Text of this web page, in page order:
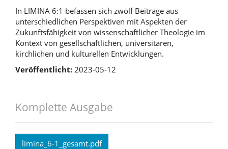
In LIMINA 6:1 befassen sich zwölf Beiträge aus
unterschiedlichen Perspektiven mit Aspekten der
Zukunftsfähigkeit von wissenschaftlicher Theologie im
Kontext von gesellschaftlichen, universitären,
kirchlichen und kulturellen Entwicklungen.
Veröffentlicht: 2023-05-12
Komplette Ausgabe
limina_6-1_gesamt.pdf